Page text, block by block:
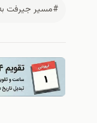
#مسیر جیرفت به